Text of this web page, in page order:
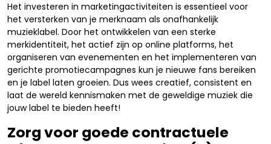
Het investeren in marketingactiviteiten is essentieel voor
het versterken van je merknaam als onafhankelijk
muzieklabel. Door het ontwikkelen van een sterke
merkidentiteit, het actief zijn op online platforms, het
organiseren van evenementen en het implementeren van
gerichte promotiecampagnes kun je nieuwe fans bereiken
en je label laten groeien. Dus wees creatief, consistent en
laat de wereld kennismaken met de geweldige muziek die
jouw label te bieden heeft!
Zorg voor goede contractuele